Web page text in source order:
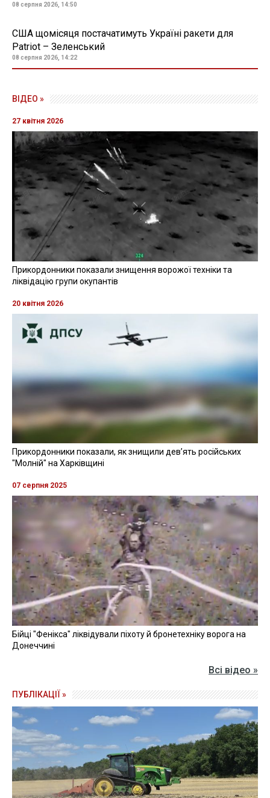
08 серпня 2026, 14:50
США щомісяця постачатимуть Україні ракети для
Patriot – Зеленський
08 серпня 2026, 14:22
09 грудня 2024, 17:30
Під Херсоном чоловік підірвався на
"розтяжці"
ілюстративне фото: з відкритих джерел
Читайте также
на русском языке
Інцидент стався сьогодні, 9 грудня, у селищі
Комишани Херсонського району. Через детонацію
"розтяжки" постраждав місцевий житель
Про це повідомляєRegioNewsіз посиланням на
адміністрації.
"57-річний чоловік дістав вибухову травму, контузію,
поранення шиї та грудної клітини. "Швидка”
доставила потерпілого до лікарні для надання
меддопомоги", — йдеться у повідомленні.
Нагадаємо, у селі Львове Бериславського району
підірвалася на "розтяжці".
Раніше повідомлялося, що на Чернігівщині чоловік
хотів підірвати рідного братана "розтяжці" через
конфлікт за спадщину.
ВІЙНА ХЕРСОНСЬКА ОДА ПІДРИВ БОЄПРИПАСИ
ХЕРСОНСЬКА ОБЛАСТЬ ПОСТРАЖДАЛИЙ
цивільних поранені
09 грудня 2024, 16:33
У передмісті Херсона росіяни скинули вибухівку з дрона на
велосипедиста
09 грудня 2024, 15:35
Окупанти вкотре атакували Херсон та передмістя: є
загиблий і поранені
09 грудня 2024, 13:27
Всі новини »